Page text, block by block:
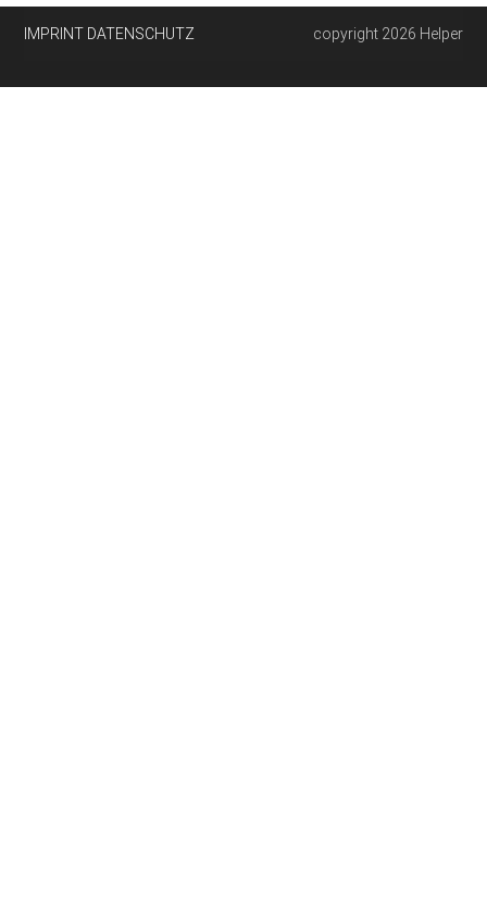
IMPRINT DATENSCHUTZ copyright 2026 Helper